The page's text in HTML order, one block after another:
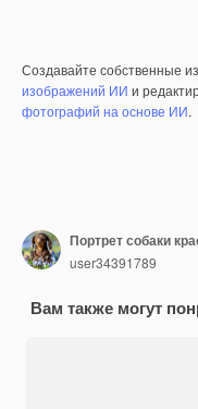
Создавайте собственные
изображений ИИ и
фотографий на основе ИИ.
Портрет собаки
user34391789
Вам также могут